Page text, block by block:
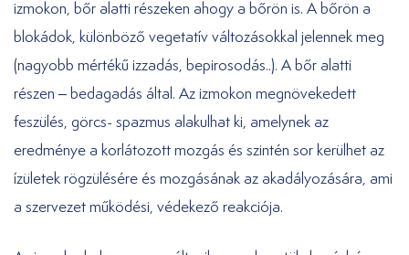
izmokon, bőr alatti részeken ahogy a bőrön is. A bőrön a
blokádok, különböző vegetatív változásokkal jelennek meg
(nagyobb mértékű izzadás, bepirosodás..). A bőr alatti
részen – bedagadás által. Az izmokon megnövekedett
feszülés, görcs- spazmus alakulhat ki, amelynek az
eredménye a korlátozott mozgás és szintén sor kerülhet az
ízületek rögzülésére és mozgásának az akadályozására, ami
a szervezet működési, védekező reakciója.